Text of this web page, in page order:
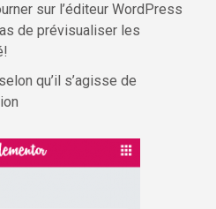
sur l’éditeur WordPress
de prévisualiser les
qu’il s’agisse de